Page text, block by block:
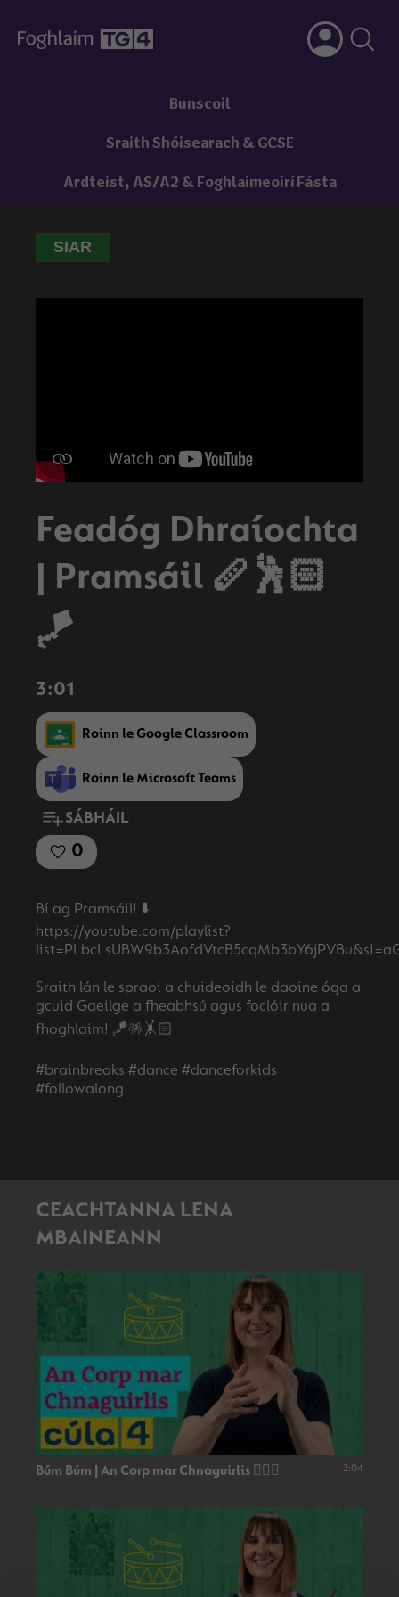
Bunscoil
Sraith Shóisearach & GCSE
Ardteist, AS/A2 & Foghlaimeoirí Fásta
SIAR
Feadóg Dhraíochta
| Pramsáil 🪈🕺🏻
🪁
3:01
Roinn le Google Classroom
Roinn le Microsoft Teams
SÁBHÁIL
0
Bí ag Pramsáil! ⬇️
https://youtube.com/playlist?
Sraith lán le spraoi a chuideoidh le daoine óga a
gcuid Gaeilge a fheabhsú agus foclóir nua a
fhoghlaim! 🪁🪅🤸🏻
#brainbreaks #dance #danceforkids
CEACHTANNA LENA
MBAINEANN
Búm Búm | An Corp mar Chnaguirlis 👂🏻🥁 2:04